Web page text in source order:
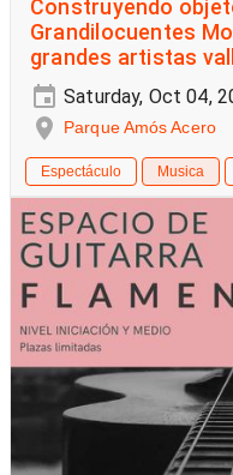
Construyendo
Grandilocuentes
grandes artistas
Saturday, Oct 04,
Parque Amós Acero
Espectáculo Musica